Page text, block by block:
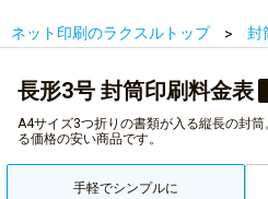
ネット印刷のラクスルトップ 封
長形3号 封筒印刷料金表
A4サイズ3つ折りの書類が入る縦長の封
る価格の安い商品です。
手軽でシンプルに